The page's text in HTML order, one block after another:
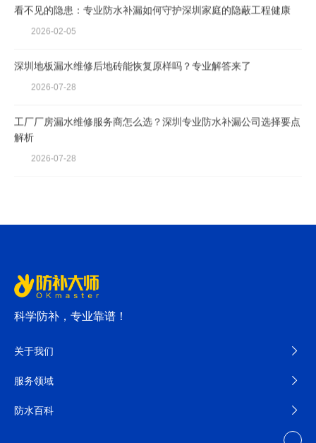
看不见的隐患：专业防水补漏如何守护深圳家庭的隐蔽工程健康
2026-02-05
深圳地板漏水维修后地砖能恢复原样吗？专业解答来了
2026-07-28
工厂厂房漏水维修服务商怎么选？深圳专业防水补漏公司选择要点
解析
2026-07-28
科学防补，专业靠谱！
关于我们
服务领域
防水百科